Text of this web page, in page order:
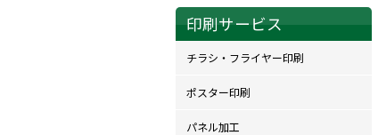
印刷サービス
チラシ・フライヤー印刷
ポスター印刷
パネル加工